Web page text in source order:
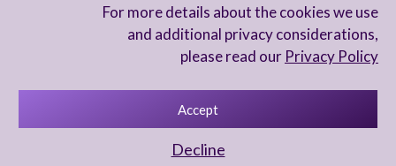
For more details about the cookies we use
and additional privacy considerations,
please read our Privacy Policy
Accept
Decline
מדיניות פרטיות הצהרת נגישות
UI Irit Shani Design